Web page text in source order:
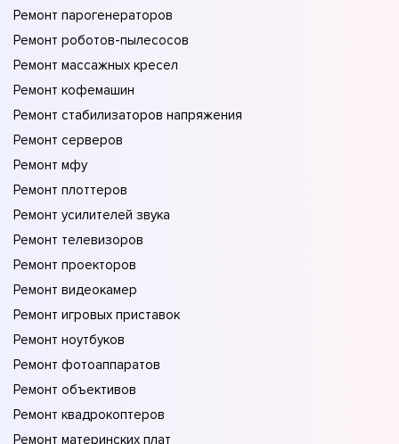
Ремонт парогенераторов
Ремонт роботов-пылесосов
Ремонт массажных кресел
Ремонт кофемашин
Ремонт стабилизаторов напряжения
Ремонт серверов
Ремонт мфу
Ремонт плоттеров
Ремонт усилителей звука
Ремонт телевизоров
Ремонт проекторов
Ремонт видеокамер
Ремонт игровых приставок
Ремонт ноутбуков
Ремонт фотоаппаратов
Ремонт объективов
Ремонт квадрокоптеров
Ремонт материнских плат